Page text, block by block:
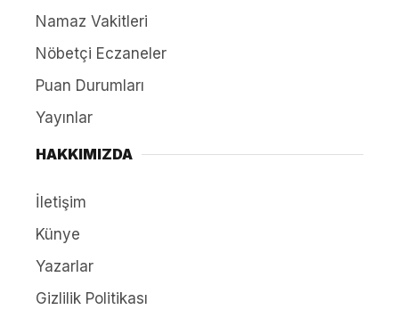
Namaz Vakitleri
Nöbetçi Eczaneler
Puan Durumları
Yayınlar
HAKKIMIZDA
İletişim
Künye
Yazarlar
Gizlilik Politikası